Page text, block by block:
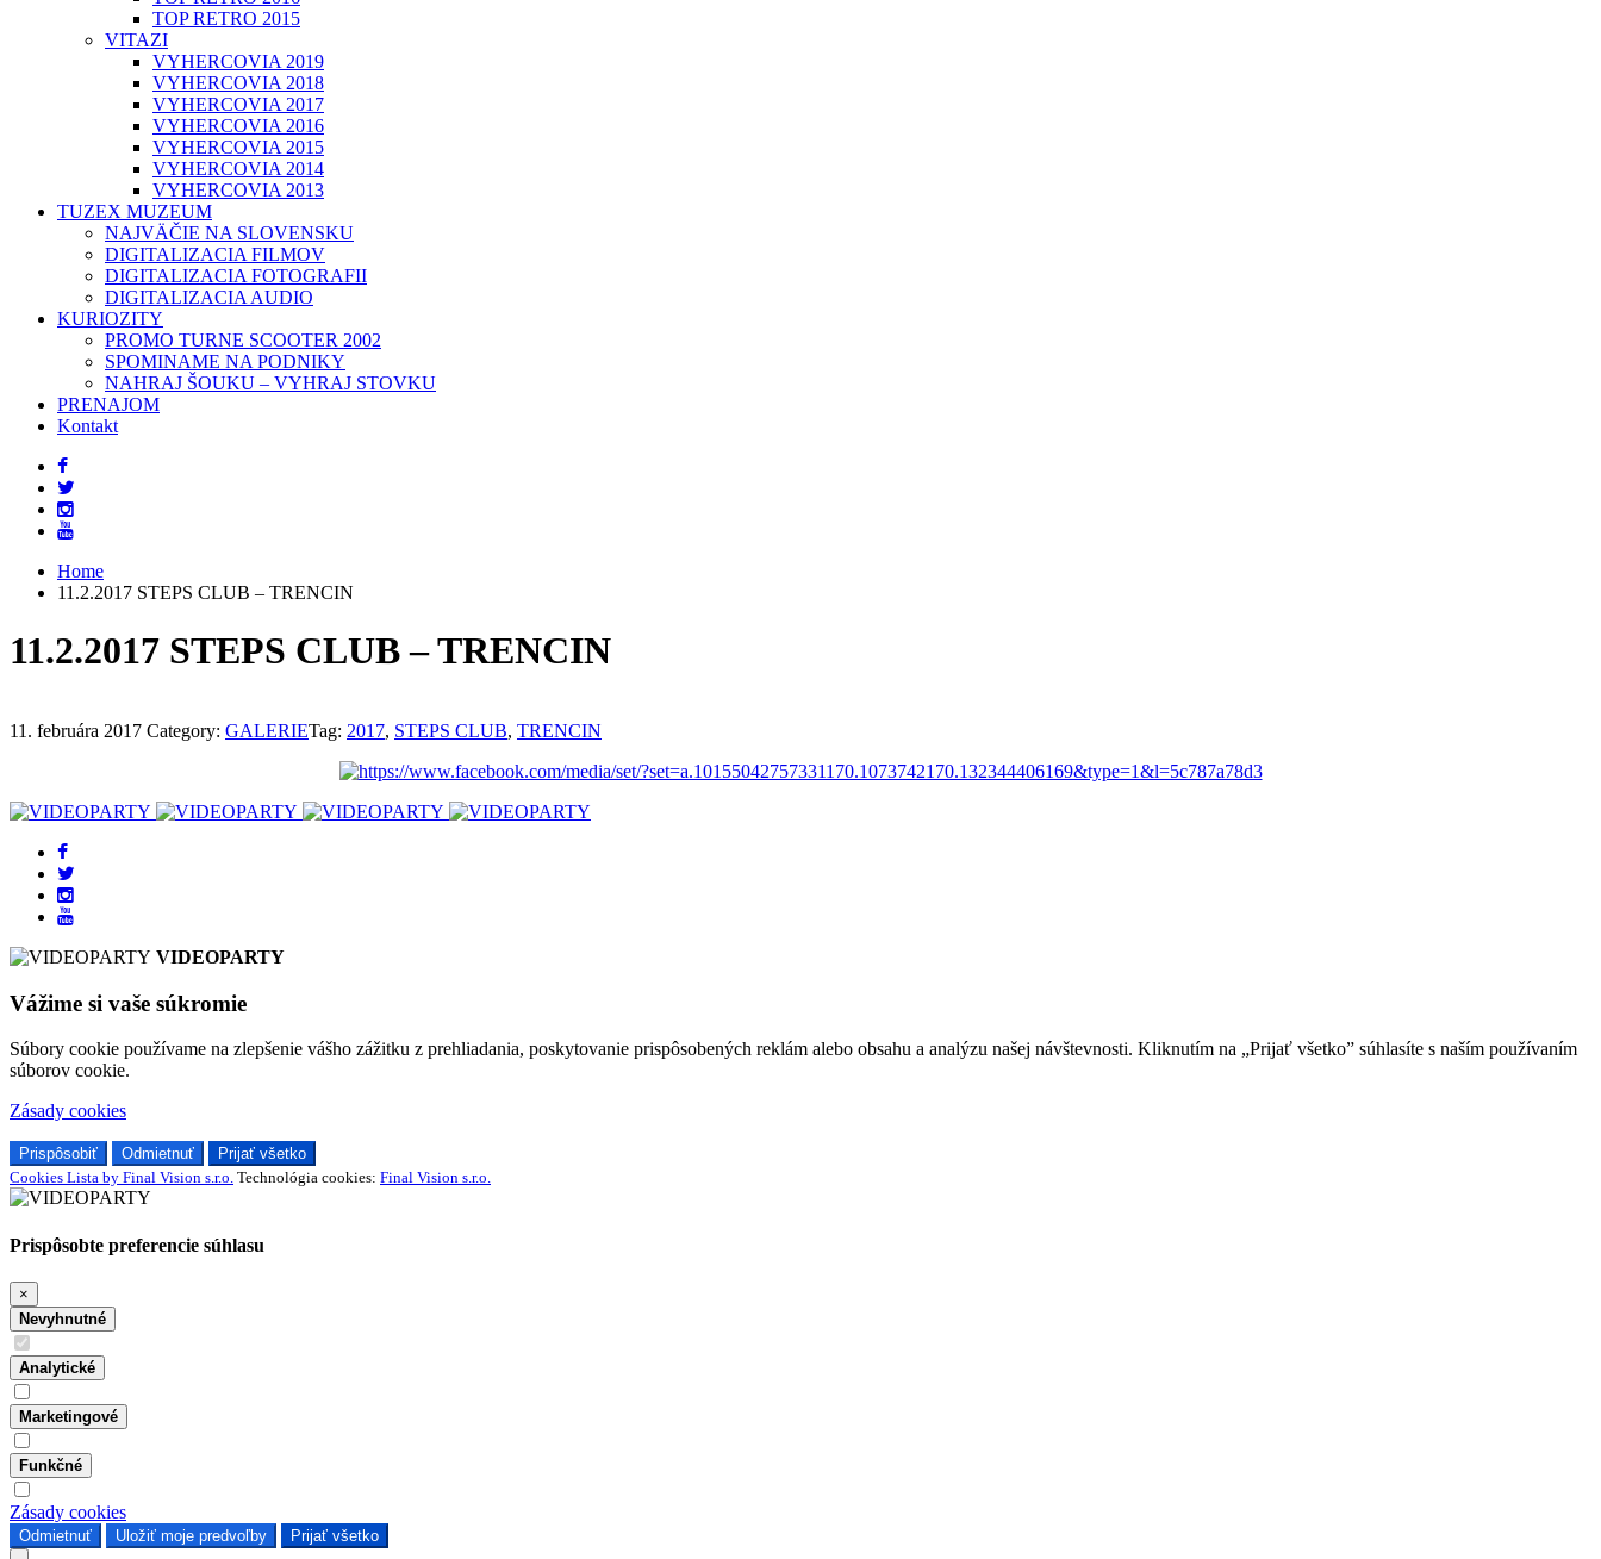
TOP RETRO 2015
VITAZI
VYHERCOVIA 2019
VYHERCOVIA 2018
VYHERCOVIA 2017
VYHERCOVIA 2016
VYHERCOVIA 2015
VYHERCOVIA 2014
VYHERCOVIA 2013
TUZEX MUZEUM
NAJVÄČIE NA SLOVENSKU
DIGITALIZACIA FILMOV
DIGITALIZACIA FOTOGRAFII
DIGITALIZACIA AUDIO
KURIOZITY
PROMO TURNE SCOOTER 2002
SPOMINAME NA PODNIKY
NAHRAJ ŠOUKU – VYHRAJ STOVKU
PRENAJOM
Kontakt
Home
11.2.2017 STEPS CLUB – TRENCIN
11.2.2017 STEPS CLUB – TRENCIN
11. februára 2017 Category: GALERIETag: 2017, STEPS CLUB, TRENCIN
VIDEOPARTY
Vážime si vaše súkromie
Súbory cookie používame na zlepšenie vášho zážitku z prehliadania, poskytovanie prispôsobených reklám alebo obsahu a analýzu našej návštevnosti. Kliknutím na „Prijať všetko” súhlasíte s naším používaním
súborov cookie.
Zásady cookies
Prispôsobiť Odmietnuť
Prijať všetko
Cookies Lista by Final Vision s.r.o. Technológia cookies: Final Vision s.r.o.
Prispôsobte preferencie súhlasu
×
Nevyhnutné
Analytické
Marketingové
Funkčné
Zásady cookies
Odmietnuť Uložiť moje predvoľby Prijať všetko